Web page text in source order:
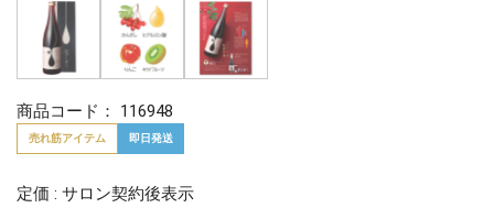
商品コード： 116948
売れ筋アイテム 即日発送
定価 : サロン契約後表示